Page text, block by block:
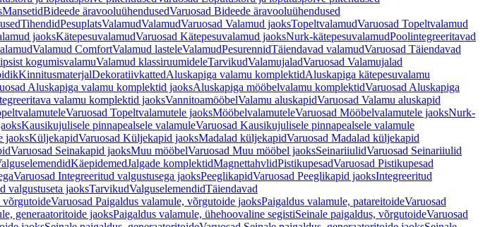
MansetidBideede äravooluühendusedVaruosad Bideede äravooluühendused
TihendidPesuplatsValamudValamudVaruosad Valamud jaoksTopeltvalamudVaruosad Topeltvalamud
jaoksKätepesuvalamudVaruosad Kätepesuvalamud jaoksNurk-kätepesuvalamudPoolintegreeritavad
Valamud ComfortValamud lasteleValamudPesurennidTäiendavad valamudVaruosad Täiendavad
kogumisvalamuValamud klassiruumideleTarvikudValamujaladVaruosad Valamujalad
KinnitusmaterjalDekoratiivkattedAluskapiga valamu komplektidAluskapiga kätepesuvalamu
Aluskapiga valamu komplektid jaoksAluskapiga mööbelvalamu komplektidVaruosad Aluskapiga
valamu komplektid jaoksVannitoamööbelValamu aluskapidVaruosad Valamu aluskapid
Varuosad Topeltvalamutele jaoksMööbelvalamuteleVaruosad Mööbelvalamutele jaoksNurk-
Kausikujulisele pinnapealsele valamuleVaruosad Kausikujulisele pinnapealsele valamule
jaoksKüljekapidVaruosad Küljekapid jaoksMadalad küljekapidVaruosad Madalad küljekapid
Varuosad Seinakapid jaoksMuu mööbelVaruosad Muu mööbel jaoksSeinariiulidVaruosad Seinariiulid
KäepidemedJalgade komplektidMagnettahvlidPistikupesadVaruosad Pistikupesad
Varuosad Integreeritud valgustusega jaoksPeeglikapidVaruosad Peeglikapid jaoksIntegreeritud
valgustuseta jaoksTarvikudValguselemendidTäiendavad
võrgutoideVaruosad Paigaldus valamule, võrgutoide jaoksPaigaldus valamule, patareitoideVaruosad
generaatoritoide jaoksPaigaldus valamule, ühehoovaline segistiSeinale paigaldus, võrgutoideVaruosad